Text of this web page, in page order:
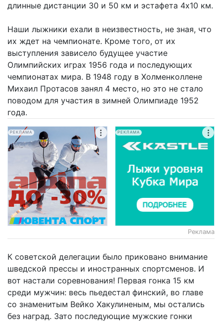
длинные дистанции 30 и 50 км и эстафета 4х10 км.
Наши лыжники ехали в неизвестность, не зная, что
их ждет на чемпионате. Кроме того, от их
выступления зависело будущее участие
Олимпийских играх 1956 года и последующих
чемпионатах мира. В 1948 году в Холменколлене
Михаил Протасов занял 4 место, но это не стало
поводом для участия в зимней Олимпиаде 1952
года.
РЕКЛАМА РЕКЛАМА
Реклама
К советской делегации было приковано внимание
шведской прессы и иностранных спортсменов. И
вот настали соревнования! Первая гонка 15 км
среди мужчин: весь пьедестал финский, во главе
со знаменитым Вейко Хакулиненым, мы остались
без наград. Зато последующие мужские гонки